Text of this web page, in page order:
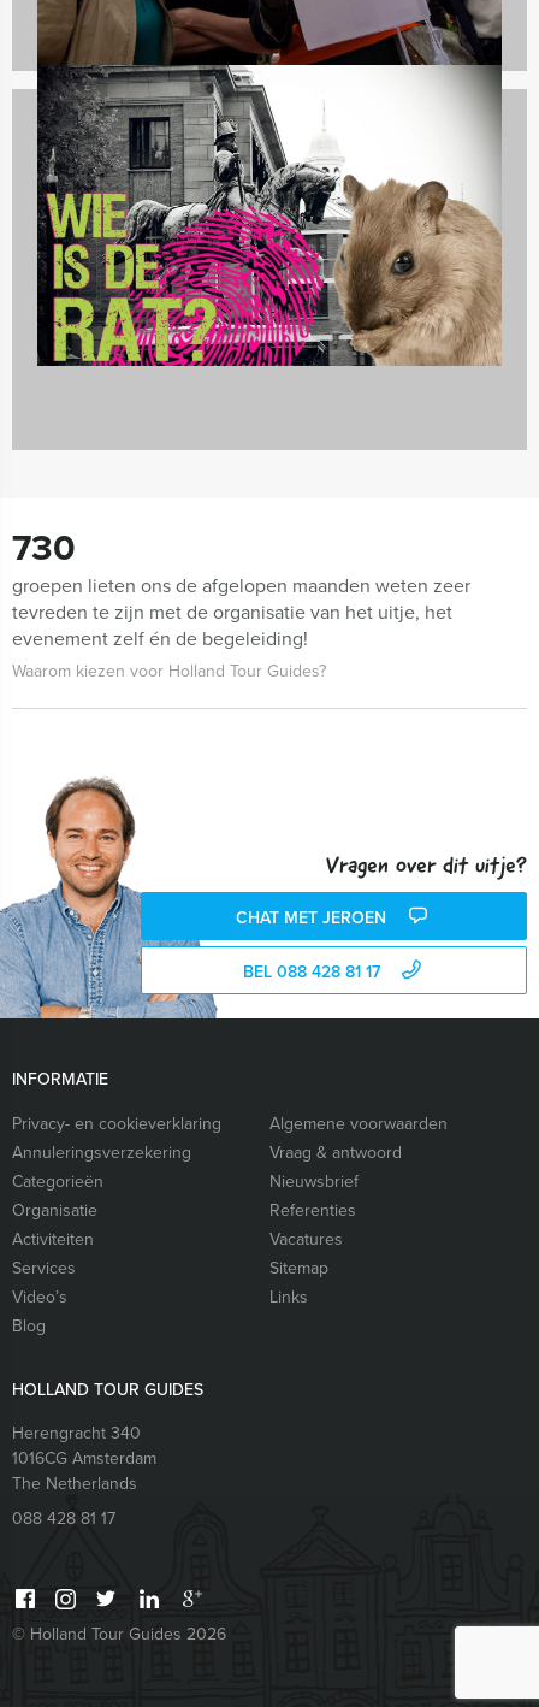
Spelprogramma's
1688 uitjes
730
groepen lieten ons de afgelopen maanden weten zeer
tevreden te zijn met de organisatie van het uitje, het
evenement zelf én de begeleiding!
Waarom kiezen voor Holland Tour Guides?
Vragen over dit uitje?
CHAT MET JEROEN
BEL 088 428 81 17
INFORMATIE
Privacy- en cookieverklaring
Algemene voorwaarden
Annuleringsverzekering
Vraag & antwoord
Categorieën
Nieuwsbrief
Organisatie
Referenties
Activiteiten
Vacatures
Services
Sitemap
Video’s
Links
Blog
HOLLAND TOUR GUIDES
Herengracht 340
1016CG Amsterdam
The Netherlands
088 428 81 17
© Holland Tour Guides 2026